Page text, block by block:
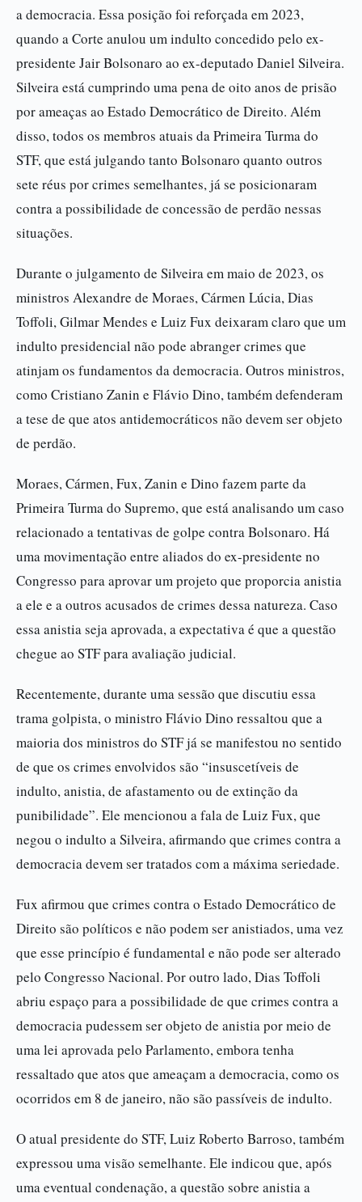
a democracia. Essa posição foi reforçada em 2023,
quando a Corte anulou um indulto concedido pelo ex-
presidente Jair Bolsonaro ao ex-deputado Daniel Silveira.
Silveira está cumprindo uma pena de oito anos de prisão
por ameaças ao Estado Democrático de Direito. Além
disso, todos os membros atuais da Primeira Turma do
STF, que está julgando tanto Bolsonaro quanto outros
sete réus por crimes semelhantes, já se posicionaram
contra a possibilidade de concessão de perdão nessas
situações.
Durante o julgamento de Silveira em maio de 2023, os
ministros Alexandre de Moraes, Cármen Lúcia, Dias
Toffoli, Gilmar Mendes e Luiz Fux deixaram claro que um
indulto presidencial não pode abranger crimes que
atinjam os fundamentos da democracia. Outros ministros,
como Cristiano Zanin e Flávio Dino, também defenderam
a tese de que atos antidemocráticos não devem ser objeto
de perdão.
Moraes, Cármen, Fux, Zanin e Dino fazem parte da
Primeira Turma do Supremo, que está analisando um caso
relacionado a tentativas de golpe contra Bolsonaro. Há
uma movimentação entre aliados do ex-presidente no
Congresso para aprovar um projeto que proporcia anistia
a ele e a outros acusados de crimes dessa natureza. Caso
essa anistia seja aprovada, a expectativa é que a questão
chegue ao STF para avaliação judicial.
Recentemente, durante uma sessão que discutiu essa
trama golpista, o ministro Flávio Dino ressaltou que a
maioria dos ministros do STF já se manifestou no sentido
de que os crimes envolvidos são “insuscetíveis de
indulto, anistia, de afastamento ou de extinção da
punibilidade”. Ele mencionou a fala de Luiz Fux, que
negou o indulto a Silveira, afirmando que crimes contra a
democracia devem ser tratados com a máxima seriedade.
Fux afirmou que crimes contra o Estado Democrático de
Direito são políticos e não podem ser anistiados, uma vez
que esse princípio é fundamental e não pode ser alterado
pelo Congresso Nacional. Por outro lado, Dias Toffoli
abriu espaço para a possibilidade de que crimes contra a
democracia pudessem ser objeto de anistia por meio de
uma lei aprovada pelo Parlamento, embora tenha
ressaltado que atos que ameaçam a democracia, como os
ocorridos em 8 de janeiro, não são passíveis de indulto.
O atual presidente do STF, Luiz Roberto Barroso, também
expressou uma visão semelhante. Ele indicou que, após
uma eventual condenação, a questão sobre anistia a